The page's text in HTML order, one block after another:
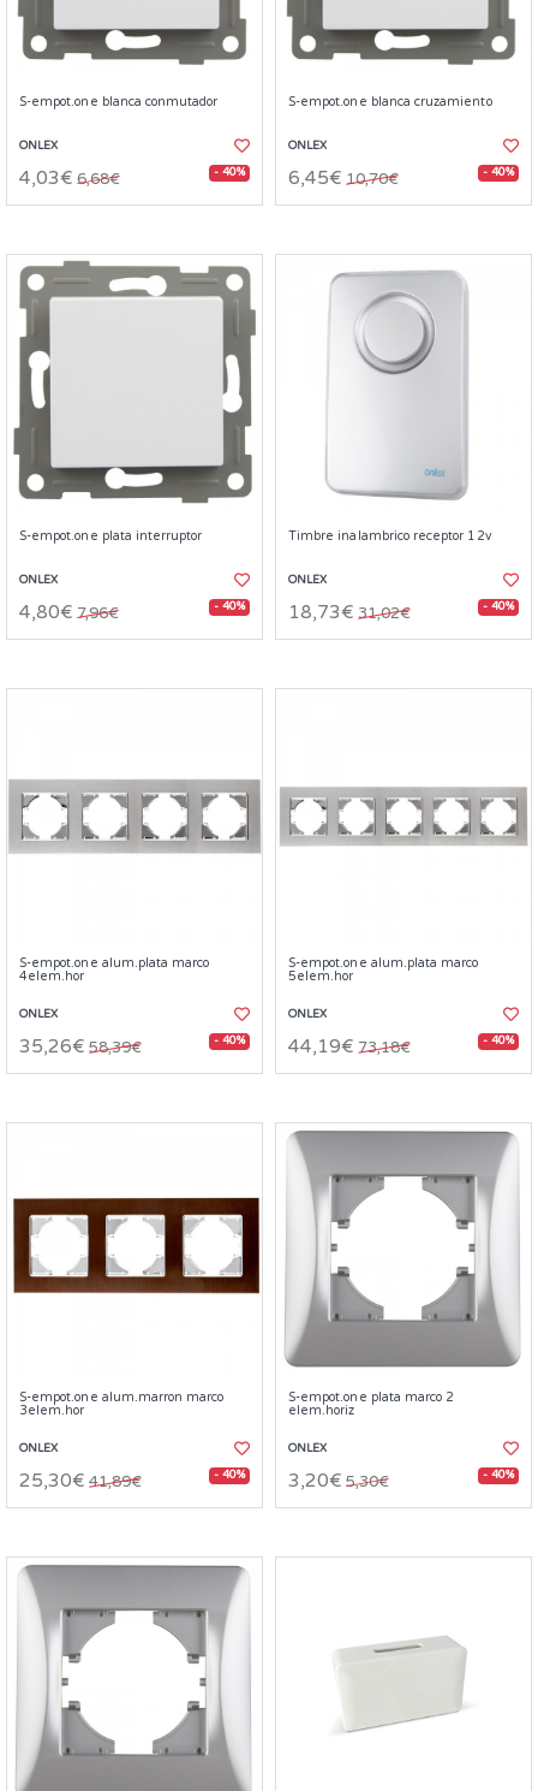
S-empot.one blanca conmutador
ONLEX
4,03€ 6,68€ - 40%
S-empot.one blanca cruzamiento
ONLEX
6,45€ 10,70€ - 40%
S-empot.one plata interruptor
ONLEX
4,80€ 7,96€ - 40%
Timbre inalambrico receptor 12v
ONLEX
18,73€ 31,02€ - 40%
S-empot.one alum.plata marco
4elem.hor
ONLEX
35,26€ 58,39€ - 40%
S-empot.one alum.plata marco
5elem.hor
ONLEX
44,19€ 73,18€ - 40%
S-empot.one alum.marron marco
3elem.hor
ONLEX
25,30€ 41,89€ - 40%
S-empot.one plata marco 2
elem.horiz
ONLEX
3,20€ 5,30€ - 40%